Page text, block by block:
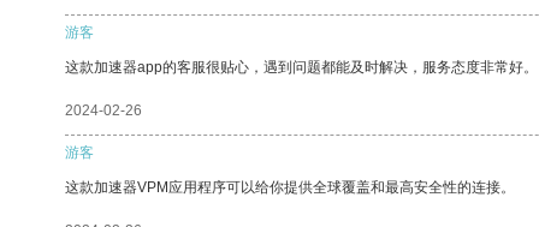
游客
这款加速器app的客服很贴心，遇到问题都能及时解决，服务态度非常好。
2024-02-26
游客
这款加速器VPM应用程序可以给你提供全球覆盖和最高安全性的连接。